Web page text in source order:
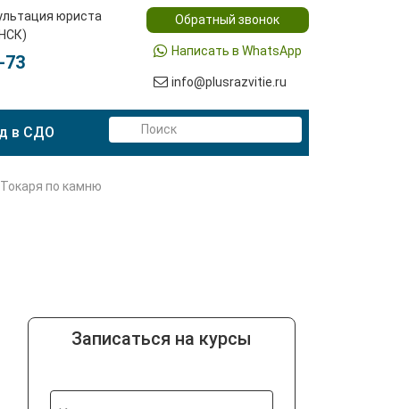
юриста
73
Обратный звонок
Написать в WhatsApp
info@plusrazvitie.ru
в СДО
по камню
Записаться на курсы